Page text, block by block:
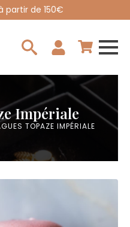
partir de 150€
Impériale
TOPAZE IMPÉRIALE